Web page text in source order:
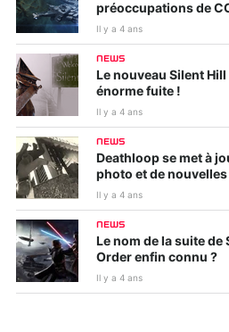
préoccupations de
Il y a 4 ans
NEWS
Le nouveau Silent
énorme fuite !
Il y a 4 ans
NEWS
Deathloop se met à
photo et de
Il y a 4 ans
NEWS
Le nom de la suite de
Order enfin connu ?
Il y a 4 ans